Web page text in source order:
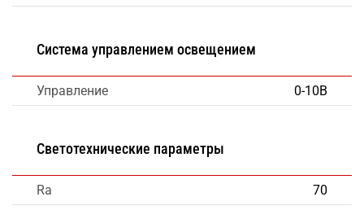
Система управлением освещением
Управление 0-10В
Светотехнические параметры
Ra
70